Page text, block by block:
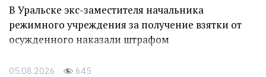
В Уральске экс-заместителя начальника
режимного учреждения за получение взятки от
осужденного наказали штрафом
05.08.2026 645